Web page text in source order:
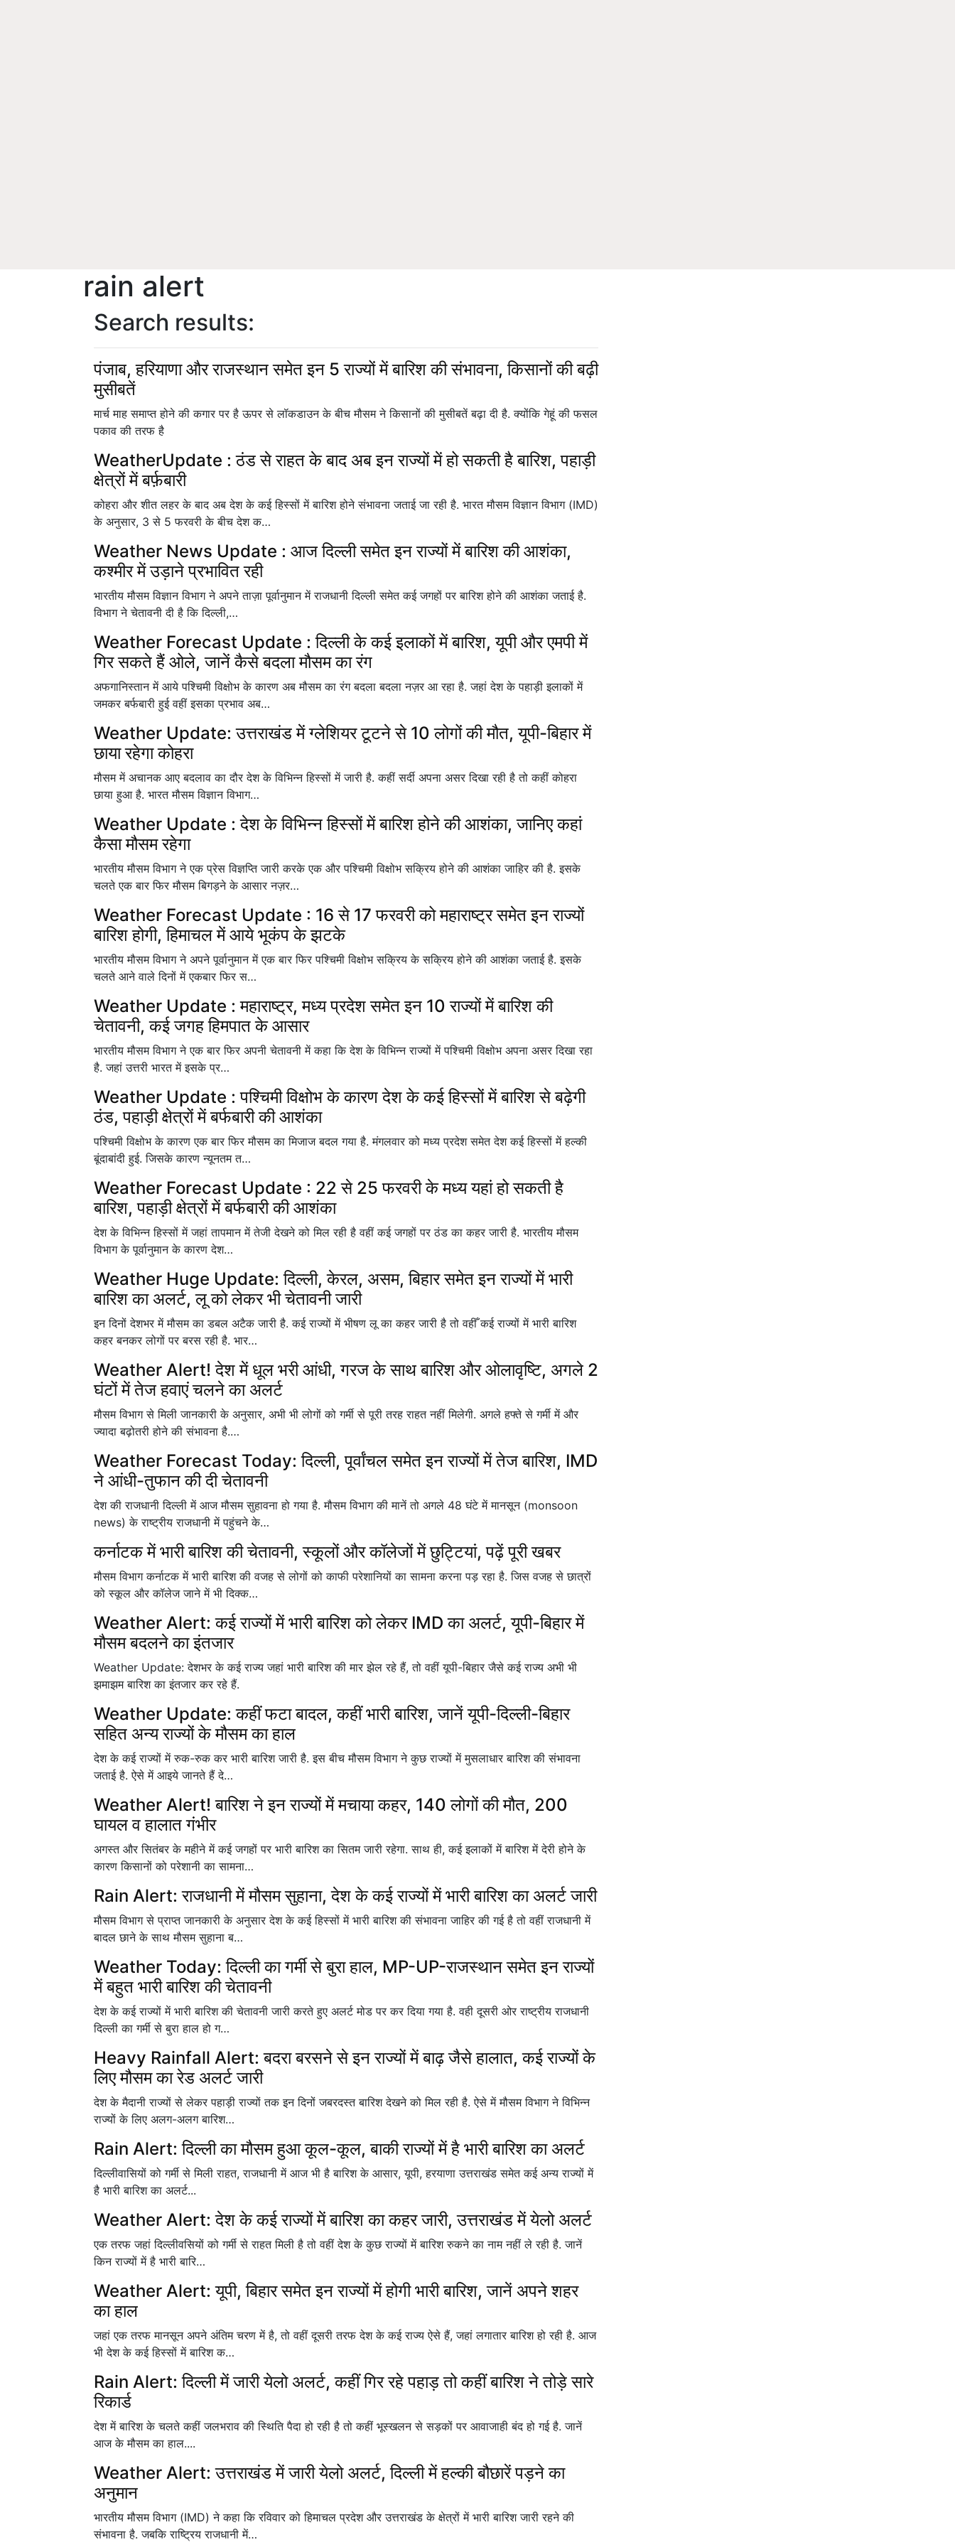
rain alert
Search results:
पंजाब, हरियाणा और राजस्थान समेत इन 5 राज्यों में बारिश की संभावना, किसानों की बढ़ी
मुसीबतें
मार्च माह समाप्त होने की कगार पर है ऊपर से लॉकडाउन के बीच मौसम ने किसानों की मुसीबतें बढ़ा दी है. क्योंकि गेहूं की फसल
पकाव की तरफ है
WeatherUpdate : ठंड से राहत के बाद अब इन राज्यों में हो सकती है बारिश, पहाड़ी
क्षेत्रों में बर्फ़बारी
कोहरा और शीत लहर के बाद अब देश के कई हिस्सों में बारिश होने संभावना जताई जा रही है. भारत मौसम विज्ञान विभाग (IMD)
के अनुसार, 3 से 5 फरवरी के बीच देश क…
Weather News Update : आज दिल्ली समेत इन राज्यों में बारिश की आशंका,
कश्मीर में उड़ाने प्रभावित रही
भारतीय मौसम विज्ञान विभाग ने अपने ताज़ा पूर्वानुमान में राजधानी दिल्ली समेत कई जगहों पर बारिश होने की आशंका जताई है.
विभाग ने चेतावनी दी है कि दिल्ली,…
Weather Forecast Update : दिल्ली के कई इलाकों में बारिश, यूपी और एमपी में
गिर सकते हैं ओले, जानें कैसे बदला मौसम का रंग
अफगानिस्तान में आये पश्चिमी विक्षोभ के कारण अब मौसम का रंग बदला बदला नज़र आ रहा है. जहां देश के पहाड़ी इलाकों में
जमकर बर्फबारी हुई वहीं इसका प्रभाव अब…
Weather Update: उत्तराखंड में ग्लेशियर टूटने से 10 लोगों की मौत, यूपी-बिहार में
छाया रहेगा कोहरा
मौसम में अचानक आए बदलाव का दौर देश के विभिन्न हिस्सों में जारी है. कहीं सर्दी अपना असर दिखा रही है तो कहीं कोहरा
छाया हुआ है. भारत मौसम विज्ञान विभाग…
Weather Update : देश के विभिन्न हिस्सों में बारिश होने की आशंका, जानिए कहां
कैसा मौसम रहेगा
भारतीय मौसम विभाग ने एक प्रेस विज्ञप्ति जारी करके एक और पश्चिमी विक्षोभ सक्रिय होने की आशंका जाहिर की है. इसके
चलते एक बार फिर मौसम बिगड़ने के आसार नज़र…
Weather Forecast Update : 16 से 17 फरवरी को महाराष्ट्र समेत इन राज्यों
बारिश होगी, हिमाचल में आये भूकंप के झटके
भारतीय मौसम विभाग ने अपने पूर्वानुमान में एक बार फिर पश्चिमी विक्षोभ सक्रिय के सक्रिय होने की आशंका जताई है. इसके
चलते आने वाले दिनों में एकबार फि‍र स…
Weather Update : महाराष्ट्र, मध्य प्रदेश समेत इन 10 राज्यों में बारिश की
चेतावनी, कई जगह हिमपात के आसार
भारतीय मौसम विभाग ने एक बार फिर अपनी चेतावनी में कहा कि देश के विभिन्न राज्यों में पश्चिमी विक्षोभ अपना असर दिखा रहा
है. जहां उत्तरी भारत में इसके प्र…
Weather Update : पश्चिमी विक्षोभ के कारण देश के कई हिस्सों में बारिश से बढ़ेगी
ठंड, पहाड़ी क्षेत्रों में बर्फबारी की आशंका
पश्चिमी विक्षोभ के कारण एक बार फिर मौसम का मिजाज बदल गया है. मंगलवार को मध्य प्रदेश समेत देश कई हिस्सों में हल्की
बूंदाबांदी हुई. जिसके कारण न्यूनतम त…
Weather Forecast Update : 22 से 25 फरवरी के मध्य यहां हो सकती है
बारिश, पहाड़ी क्षेत्रों में बर्फबारी की आशंका
देश के विभिन्न हिस्सों में जहां तापमान में तेजी देखने को मिल रही है वहीं कई जगहों पर ठंड का कहर जारी है. भारतीय मौसम
विभाग के पूर्वानुमान के कारण देश…
Weather Huge Update: दिल्ली, केरल, असम, बिहार समेत इन राज्यों में भारी
बारिश का अलर्ट, लू को लेकर भी चेतावनी जारी
इन दिनों देशभर में मौसम का डबल अटैक जारी है. कई राज्यों में भीषण लू का कहर जारी है तो वहीँ कई राज्यों में भारी बारिश
कहर बनकर लोगों पर बरस रही है. भार…
Weather Alert! देश में धूल भरी आंधी, गरज के साथ बारिश और ओलावृष्टि, अगले 2
घंटों में तेज हवाएं चलने का अलर्ट
मौसम विभाग से मिली जानकारी के अनुसार, अभी भी लोगों को गर्मी से पूरी तरह राहत नहीं मिलेगी. अगले हफ्ते से गर्मी में और
ज्यादा बढ़ोतरी होने की संभावना है.…
Weather Forecast Today: दिल्ली, पूर्वांचल समेत इन राज्यों में तेज बारिश, IMD
ने आंधी-तुफान की दी चेतावनी
देश की राजधानी दिल्ली में आज मौसम सुहावना हो गया है. मौसम विभाग की मानें तो अगले 48 घंटे में मानसून (monsoon
news) के राष्ट्रीय राजधानी में पहुंचने के…
कर्नाटक में भारी बारिश की चेतावनी, स्कूलों और कॉलेजों में छुट्टियां, पढ़ें पूरी खबर
मौसम विभाग कर्नाटक में भारी बारिश की वजह से लोगों को काफी परेशानियों का सामना करना पड़ रहा है. जिस वजह से छात्रों
को स्कूल और कॉलेज जाने में भी दिक्क…
Weather Alert: कई राज्यों में भारी बारिश को लेकर IMD का अलर्ट, यूपी-बिहार में
मौसम बदलने का इंतजार
Weather Update: देशभर के कई राज्य जहां भारी बारिश की मार झेल रहे हैं, तो वहीं यूपी-बिहार जैसे कई राज्य अभी भी
झमाझम बारिश का इंतजार कर रहे हैं.
Weather Update: कहीं फटा बादल, कहीं भारी बारिश, जानें यूपी-दिल्ली-बिहार
सहित अन्य राज्यों के मौसम का हाल
देश के कई राज्यों में रुक-रुक कर भारी बारिश जारी है. इस बीच मौसम विभाग ने कुछ राज्यों में मुसलाधार बारिश की संभावना
जताई है. ऐसे में आइये जानते हैं दे…
Weather Alert! बारिश ने इन राज्यों में मचाया कहर, 140 लोगों की मौत, 200
घायल व हालात गंभीर
अगस्त और सितंबर के महीने में कई जगहों पर भारी बारिश का सितम जारी रहेगा. साथ ही, कई इलाकों में बारिश में देरी होने के
कारण किसानों को परेशानी का सामना…
Rain Alert: राजधानी में मौसम सुहाना, देश के कई राज्यों में भारी बारिश का अलर्ट जारी
मौसम विभाग से प्राप्त जानकारी के अनुसार देश के कई हिस्सों में भारी बारिश की संभावना जाहिर की गई है तो वहीं राजधानी में
बादल छाने के साथ मौसम सुहाना ब…
Weather Today: दिल्ली का गर्मी से बुरा हाल, MP-UP-राजस्थान समेत इन राज्यों
में बहुत भारी बारिश की चेतावनी
देश के कई राज्यों में भारी बारिश की चेतावनी जारी करते हुए अलर्ट मोड पर कर दिया गया है. वही दूसरी ओर राष्ट्रीय राजधानी
दिल्ली का गर्मी से बुरा हाल हो ग…
Heavy Rainfall Alert: बदरा बरसने से इन राज्यों में बाढ़ जैसे हालात, कई राज्यों के
लिए मौसम का रेड अलर्ट जारी
देश के मैदानी राज्यों से लेकर पहाड़ी राज्यों तक इन दिनों जबरदस्त बारिश देखने को मिल रही है. ऐसे में मौसम विभाग ने विभिन्न
राज्यों के लिए अलग-अलग बारिश…
Rain Alert: दिल्ली का मौसम हुआ कूल-कूल, बाकी राज्यों में है भारी बारिश का अलर्ट
दिल्लीवासियों को गर्मी से मिली राहत, राजधानी में आज भी है बारिश के आसार, यूपी, हरयाणा उत्तराखंड समेत कई अन्य राज्यों में
है भारी बारिश का अलर्ट...
Weather Alert: देश के कई राज्यों में बारिश का कहर जारी, उत्तराखंड में येलो अलर्ट
एक तरफ जहां दिल्लीवसियों को गर्मी से राहत मिली है तो वहीं देश के कुछ राज्यों में बारिश रुकने का नाम नहीं ले रही है. जानें
किन राज्यों में है भारी बारि…
Weather Alert: यूपी, बिहार समेत इन राज्यों में होगी भारी बारिश, जानें अपने शहर
का हाल
जहां एक तरफ मानसून अपने अंतिम चरण में है, तो वहीं दूसरी तरफ देश के कई राज्य ऐसे हैं, जहां लगातार बारिश हो रही है. आज
भी देश के कई हिस्सों में बारिश क…
Rain Alert: दिल्ली में जारी येलो अलर्ट, कहीं गिर रहे पहाड़ तो कहीं बारिश ने तोड़े सारे
रिकार्ड
देश में बारिश के चलते कहीं जलभराव की स्थिति पैदा हो रही है तो कहीं भूस्खलन से सड़कों पर आवाजाही बंद हो गई है. जानें
आज के मौसम का हाल....
Weather Alert: उत्तराखंड में जारी येलो अलर्ट, दिल्ली में हल्की बौछारें पड़ने का
अनुमान
भारतीय मौसम विभाग (IMD) ने कहा कि रविवार को हिमाचल प्रदेश और उत्तराखंड के क्षेत्रों में भारी बारिश जारी रहने की
संभावना है. जबकि राष्ट्रिय राजधानी में…